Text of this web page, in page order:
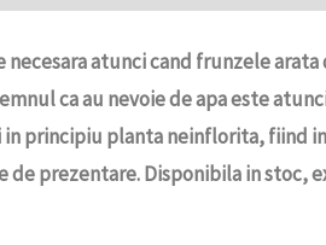
atunci cand frunzele
ca au nevoie de apa este
principiu planta neinflorita, fiind
de prezentare. Disponibila in